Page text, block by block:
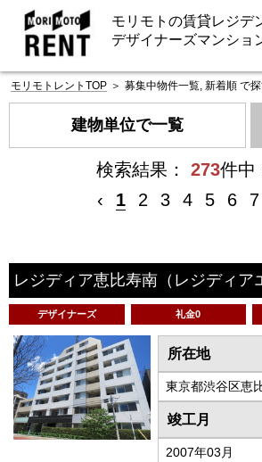
モリモトの賃貸レジデ
デザイナーズマンショ
モリモトレントTOP ＞ 募集中物件一覧, 新着順 で
建物単位で一覧
検索結果： 273件中
‹
1 2 3 4 5 6 7
レジディア恵比寿南 （レジディア
デザイナーズ 礼金0
所在地
東京都渋谷区恵
竣工月
2007年03月